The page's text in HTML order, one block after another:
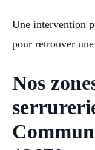
Une intervention
pour retrouver
Nos